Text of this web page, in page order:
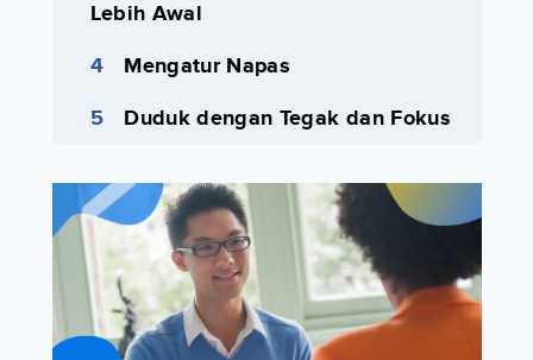
Lebih Awal
Mengatur Napas
Duduk dengan Tegak dan Fokus